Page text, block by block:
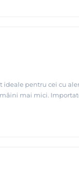
pentru cei cu
mai mici.